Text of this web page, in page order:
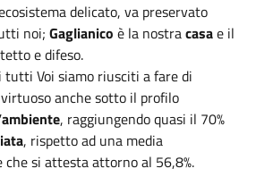
delicato, va preservato
noi; Gaglianico è la nostracasae il
e difeso.
tutti Voi siamo riusciti a fare di
anche sotto il profilo
, raggiungendo quasi il 70%
, rispetto ad una media
si attesta attorno al 56,8%.